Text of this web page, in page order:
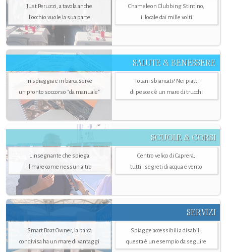
Just Peruzzi, a tavola anche
l’occhio vuole la sua parte
Chameleon Clubbing Stintino,
il locale dai mille volti
SALUTE & BENESSERE
In spiaggia e in barca serve
un pronto soccorso "da manuale"
Totani sbiancati? Nei piatti
di pesce c'è un mare di trucchi
SCUOLE & CORSI
L'insegnante che spiega
il mare come nessun altro
Centro velico di Caprera,
tutti i segreti di acqua e vento
SERVIZI
Smart Boat Owner, la barca
condivisa ha un mare di vantaggi
Spiagge accessibili a disabili:
questa è un esempio da seguire